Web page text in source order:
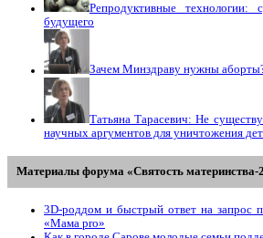
Репродуктивные технологии:
будущего
Зачем Минздраву нужны
Татьяна Тарасевич: Не
научных аргументов для уничтожения
Материалы форума «Святость материнства-
3D-роддом и быстрый ответ на запрос
«Мама prо»